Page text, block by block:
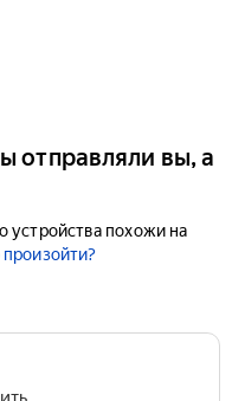
отправляли вы, а
устройства похожи на